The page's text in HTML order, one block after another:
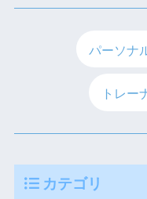
パーソナ
トレー
カテゴリ